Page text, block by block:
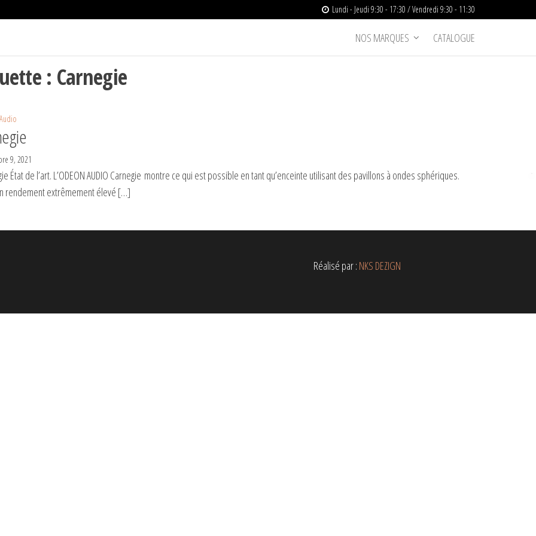
Lundi - Jeudi 9:30 - 17:30 / Vendredi 9:30 - 11:30
NOS MARQUES CATALOGUE
: Carnegie
9, 2021
État de l’art. L’ODEON AUDIO Carnegie montre ce qui est possible en tant qu’enceinte utilisant des pavillons à ondes sphériques.
rendement extrêmement élevé […]
Réalisé par : NKS DEZIGN